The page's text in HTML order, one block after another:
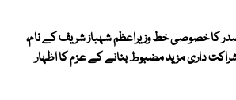
کا خصوصی خط وزیراعظم شہباز شریف کے نام،
داری مزید مضبوط بنانے کے عزم کا اظہار